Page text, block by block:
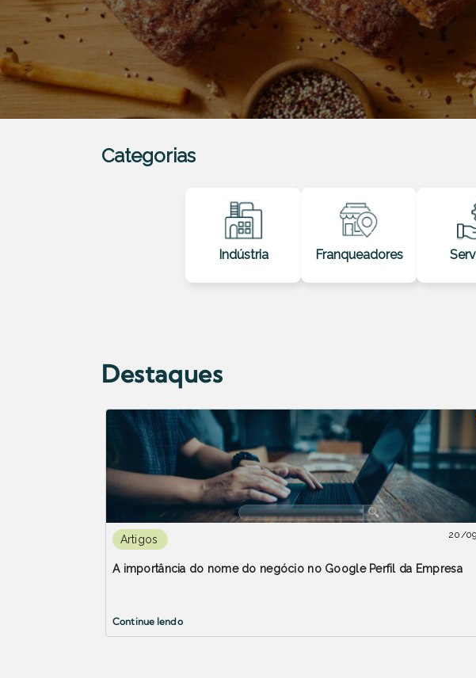
Categorias
Indústria Franqueadores
Destaques
Artigos 20/
A importância do nome do negócio no Google Perfil da Empresa
Continue lendo